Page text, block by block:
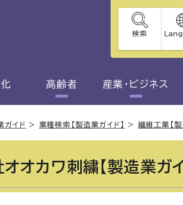
検索
高齢者 産業・ビジネス
ガイド > 業種検索【製造業ガイド】 > 繊維工業【製
オカワ刺繍【製造業ガイ